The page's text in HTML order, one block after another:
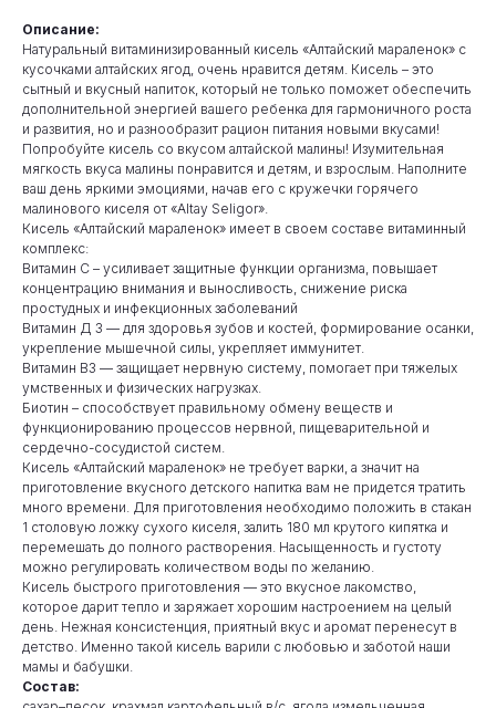
Описание:
Натуральный витаминизированный кисель «Алтайский мараленок» с
кусочками алтайских ягод, очень нравится детям. Кисель – это
сытный и вкусный напиток, который не только поможет обеспечить
дополнительной энергией вашего ребенка для гармоничного роста
и развития, но и разнообразит рацион питания новыми вкусами!
Попробуйте кисель со вкусом алтайской малины! Изумительная
мягкость вкуса малины понравится и детям, и взрослым. Наполните
ваш день яркими эмоциями, начав его с кружечки горячего
малинового киселя от «Altay Seligor».
Кисель «Алтайский мараленок» имеет в своем составе витаминный
комплекс:
Витамин С – усиливает защитные функции организма, повышает
концентрацию внимания и выносливость, снижение риска
простудных и инфекционных заболеваний
Витамин Д 3 — для здоровья зубов и костей, формирование осанки,
укрепление мышечной силы, укрепляет иммунитет.
Витамин В3 — защищает нервную систему, помогает при тяжелых
умственных и физических нагрузках.
Биотин – способствует правильному обмену веществ и
функционированию процессов нервной, пищеварительной и
сердечно-сосудистой систем.
Кисель «Алтайский мараленок» не требует варки, а значит на
приготовление вкусного детского напитка вам не придется тратить
много времени. Для приготовления необходимо положить в стакан
1 столовую ложку сухого киселя, залить 180 мл крутого кипятка и
перемешать до полного растворения. Насыщенность и густоту
можно регулировать количеством воды по желанию.
Кисель быстрого приготовления — это вкусное лакомство,
которое дарит тепло и заряжает хорошим настроением на целый
день. Нежная консистенция, приятный вкус и аромат перенесут в
детство. Именно такой кисель варили с любовью и заботой наши
мамы и бабушки.
Состав: